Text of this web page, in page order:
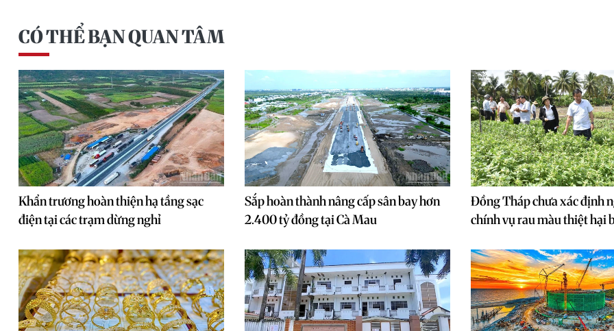
CÓ THỂ BẠN QUAN TÂM
Khẩn trương hoàn thiện hạ tầng sạc
điện tại các trạm dừng nghỉ
Sắp hoàn thành nâng cấp sân bay hơn
2.400 tỷ đồng tại Cà Mau
Đồng Tháp chưa xác định
chính vụ rau màu thiệt hại